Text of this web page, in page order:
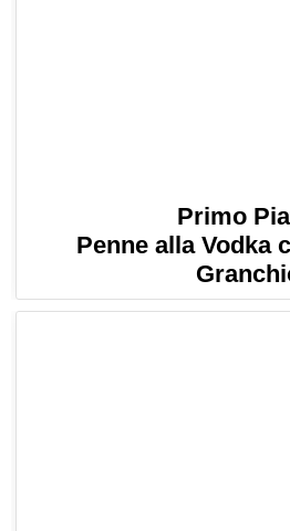
Primo
Penne alla Vodka